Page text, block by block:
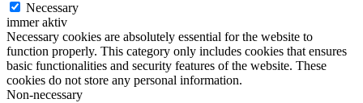
Necessary
immer aktiv
Necessary cookies are absolutely essential for the website to
function properly. This category only includes cookies that ensures
basic functionalities and security features of the website. These
cookies do not store any personal information.
Non-necessary